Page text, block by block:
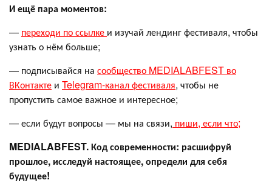
И ещё пара моментов:
— переходи по ссылке и изучай лендинг фестиваля, чтобы
узнать о нём больше;
— подписывайся на сообщество MEDIALABFEST во
ВКонтакте и Telegram-канал фестиваля, чтобы не
пропустить самое важное и интересное;
— если будут вопросы — мы на связи, пиши, если что;
MEDIALABFEST. Код современности: расшифруй
прошлое, исследуй настоящее, определи для себя
будущее!